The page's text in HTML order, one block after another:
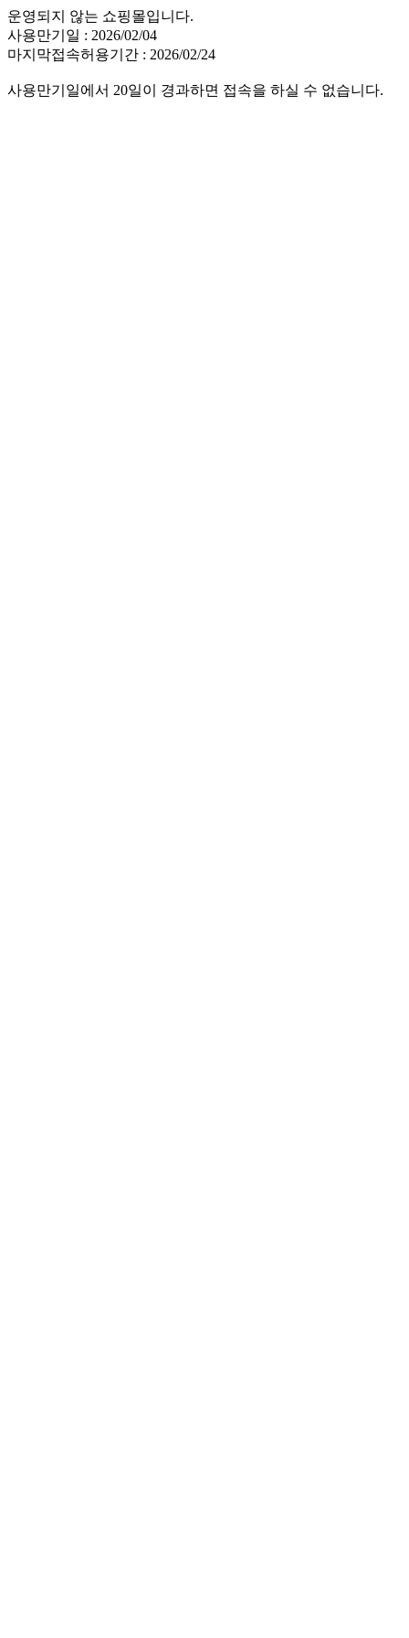
운영되지 않는 쇼핑몰입니다.
사용만기일 : 2026/02/04
마지막접속허용기간 : 2026/02/24
사용만기일에서 20일이 경과하면 접속을 하실 수 없습니다.